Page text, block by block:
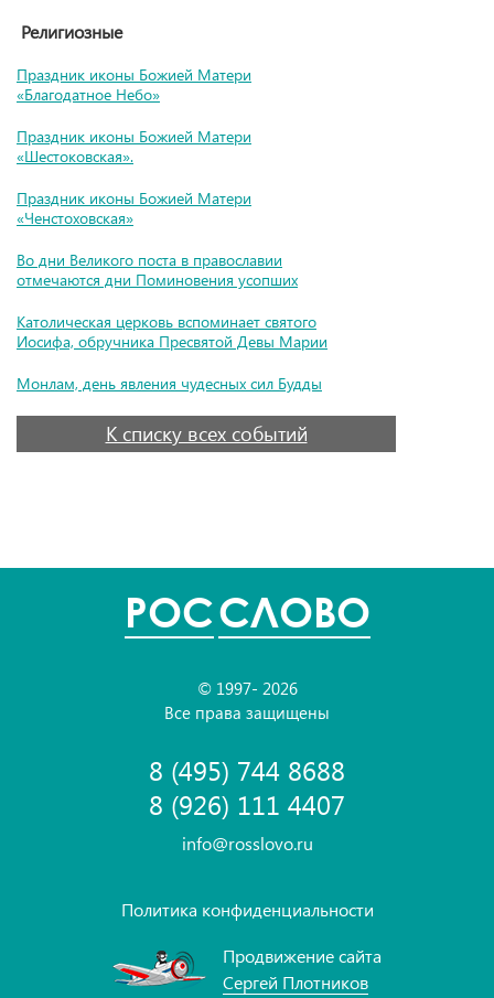
Религиозные
Праздник иконы Божией Матери
«Благодатное Небо»
Праздник иконы Божией Матери
«Шестоковская».
Праздник иконы Божией Матери
«Ченстоховская»
Во дни Великого поста в православии
отмечаются дни Поминовения усопших
Католическая церковь вспоминает святого
Иосифа, обручника Пресвятой Девы Марии
Монлам, день явления чудесных сил Будды
К списку всех событий
POCСЛОВО
© 1997- 2026
Все права защищены
8 (495) 744 8688
8 (926) 111 4407
info@rosslovo.ru
Политика конфиденциальности
Продвижение сайта
Сергей Плотников